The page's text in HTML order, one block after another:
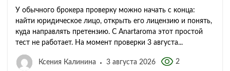
У обычного брокера проверку можно начать с конца:
найти юридическое лицо, открыть его лицензию и понять,
куда направлять претензию. С Anartaroma этот простой
тест не работает. На момент проверки 3 августа...
Ксения Калинина 3 августа 2026 2